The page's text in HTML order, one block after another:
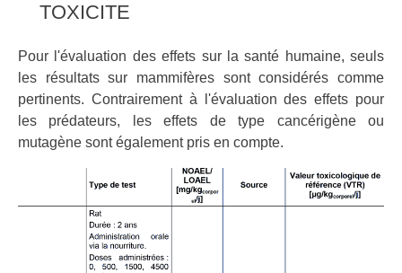
TOXICITE
Pour l'évaluation des effets sur la santé humaine, seuls
les résultats sur mammifères sont considérés comme
pertinents. Contrairement à l'évaluation des effets pour
les prédateurs, les effets de type cancérigène ou
mutagène sont également pris en compte.